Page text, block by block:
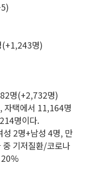
(+1,243명)
명(+2,732명)
자택에서 11,164명
명이다.
2명+남성 4명, 만
기저질환/코로나